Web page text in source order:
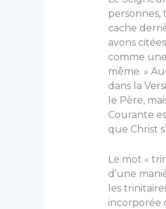
personnes,
cache
avons
comme
même. »
dans la
le Père,
Courante
que Christ
Le mot «
d’une
les
incorporée